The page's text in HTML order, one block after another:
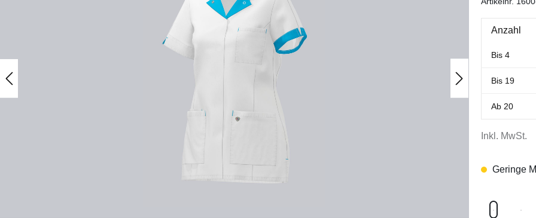
Anzahl
Bis 4
Bis 19
Ab 20
Inkl. MwSt.
Geringe